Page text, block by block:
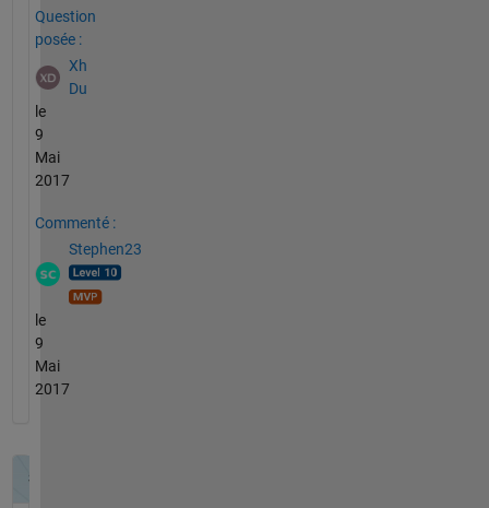
Question
posée :
Xh
Du
le
9
Mai
2017
Commenté :
Stephen23
le
9
Mai
2017